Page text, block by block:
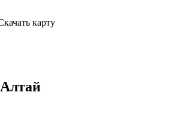
карту